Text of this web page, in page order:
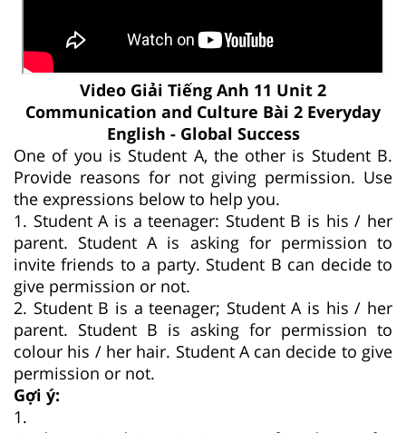
Video Giải Tiếng Anh 11 Unit 2
Communication and Culture Bài 2 Everyday
English - Global Success
One of you is Student A, the other is Student B.
Provide reasons for not giving permission. Use
the expressions below to help you.
1. Student A is a teenager: Student B is his / her
parent. Student A is asking for permission to
invite friends to a party. Student B can decide to
give permission or not.
2. Student B is a teenager; Student A is his / her
parent. Student B is asking for permission to
colour his / her hair. Student A can decide to give
permission or not.
Gợi ý:
1.